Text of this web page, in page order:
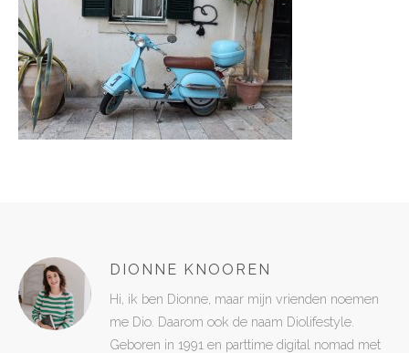
DIONNE KNOOREN
Hi, ik ben Dionne, maar mijn vrienden noemen
me Dio. Daarom ook de naam Diolifestyle.
Geboren in 1991 en parttime digital nomad met